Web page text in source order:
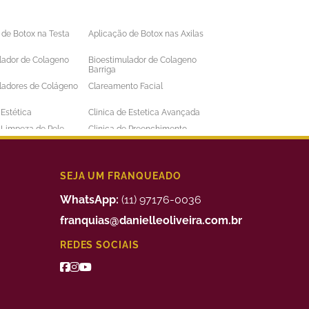
Botox na Testa
Aplicação de Botox nas Axilas
de Colageno
Bioestimulador de Colageno
Barriga
de Colágeno
Clareamento Facial
Clinica de Estetica Avançada
de Pele
Clinica de Preenchimento
Labial
Depilação a Laser Masculina
Preenchimento Facial Valor
Tratamento da Alopecia
de Bigode Chines
Tratamento de Celulite nas
SEJA UM FRANQUEADO
WhatsApp: (11) 97176-0036
franquias@danielleoliveira.com.br
REDES SOCIAIS